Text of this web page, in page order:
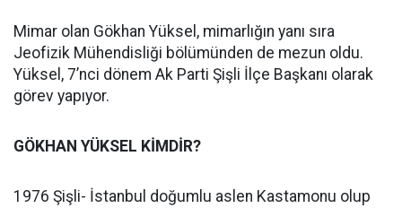
Mimar olan Gökhan Yüksel, mimarlığın yanı sıra
Jeofizik Mühendisliği bölümünden de mezun oldu.
Yüksel, 7’nci dönem Ak Parti Şişli İlçe Başkanı olarak
görev yapıyor.
GÖKHAN YÜKSEL KİMDİR?
1976 Şişli- İstanbul doğumlu aslen Kastamonu olup